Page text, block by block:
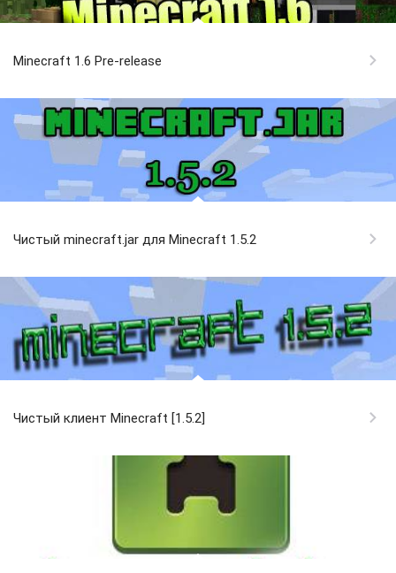
Minecraft 1.6 Pre-release
Чистый minecraft.jar для Minecraft 1.5.2
Чистый клиент Minecraft [1.5.2]